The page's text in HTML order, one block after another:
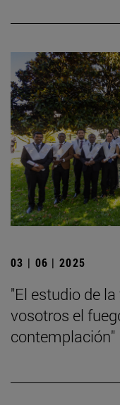
03 | 06 | 2025
"El estudio de
vosotros el
contemplación"